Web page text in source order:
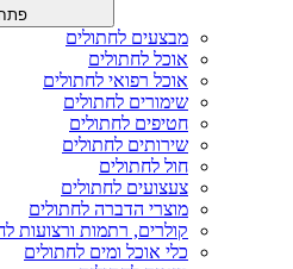
מבצעים לחתולים
אוכל לחתולים
אוכל רפואי לחתולים
שימורים לחתולים
חטיפים לחתולים
שירותים לחתולים
חול לחתולים
צעצועים לחתולים
מוצרי הדברה לחתולים
קולרים, רתמות ורצועות
כלי אוכל ומים לחתולים